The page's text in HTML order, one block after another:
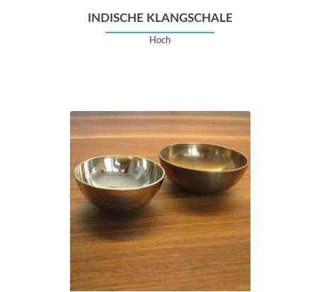
INDISCHE KLANGSCHALE
Hoch